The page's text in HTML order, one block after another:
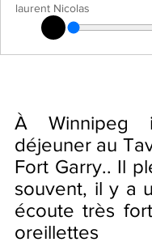
laurent Nicolas
À Winnipeg
déjeuner au
Fort Garry.. Il
souvent, il y a
écoute très